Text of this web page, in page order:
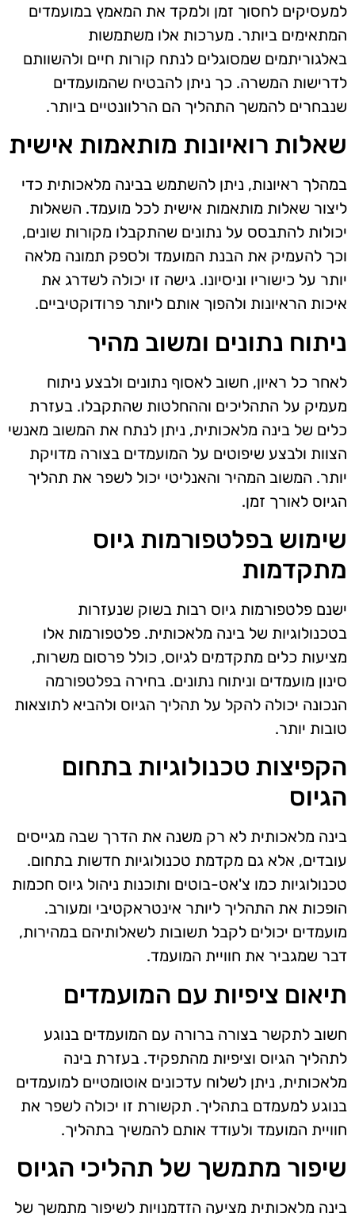
למעסיקים לחסוך זמן ולמקד את המאמץ במועמדים
המתאימים ביותר. מערכות אלו משתמשות
באלגוריתמים שמסוגלים לנתח קורות חיים ולהשוותם
לדרישות המשרה. כך ניתן להבטיח שהמועמדים
שנבחרים להמשך התהליך הם הרלוונטיים ביותר.
שאלות רואיונות מותאמות אישית
במהלך ראיונות, ניתן להשתמש בבינה מלאכותית כדי
ליצור שאלות מותאמות אישית לכל מועמד. השאלות
יכולות להתבסס על נתונים שהתקבלו מקורות שונים,
וכך להעמיק את הבנת המועמד ולספק תמונה מלאה
יותר על כישוריו וניסיונו. גישה זו יכולה לשדרג את
איכות הראיונות ולהפוך אותם ליותר פרודוקטיביים.
ניתוח נתונים ומשוב מהיר
לאחר כל ראיון, חשוב לאסוף נתונים ולבצע ניתוח
מעמיק על התהליכים וההחלטות שהתקבלו. בעזרת
כלים של בינה מלאכותית, ניתן לנתח את המשוב מאנשי
הצוות ולבצע שיפוטים על המועמדים בצורה מדויקת
יותר. המשוב המהיר והאנליטי יכול לשפר את תהליך
הגיוס לאורך זמן.
שימוש בפלטפורמות גיוס
מתקדמות
ישנם פלטפורמות גיוס רבות בשוק שנעזרות
בטכנולוגיות של בינה מלאכותית. פלטפורמות אלו
מציעות כלים מתקדמים לגיוס, כולל פרסום משרות,
סינון מועמדים וניתוח נתונים. בחירה בפלטפורמה
הנכונה יכולה להקל על תהליך הגיוס ולהביא לתוצאות
טובות יותר.
הקפיצות טכנולוגיות בתחום
הגיוס
בינה מלאכותית לא רק משנה את הדרך שבה מגייסים
עובדים, אלא גם מקדמת טכנולוגיות חדשות בתחום.
טכנולוגיות כמו צ'אט-בוטים ותוכנות ניהול גיוס חכמות
הופכות את התהליך ליותר אינטראקטיבי ומעורב.
מועמדים יכולים לקבל תשובות לשאלותיהם במהירות,
דבר שמגביר את חוויית המועמד.
תיאום ציפיות עם המועמדים
חשוב לתקשר בצורה ברורה עם המועמדים בנוגע
לתהליך הגיוס וציפיות מהתפקיד. בעזרת בינה
מלאכותית, ניתן לשלוח עדכונים אוטומטיים למועמדים
בנוגע למעמדם בתהליך. תקשורת זו יכולה לשפר את
חוויית המועמד ולעודד אותם להמשיך בתהליך.
שיפור מתמשך של תהליכי הגיוס
בינה מלאכותית מציעה הזדמנויות לשיפור מתמשך של